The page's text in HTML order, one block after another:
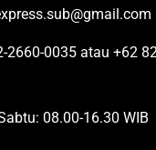
2660-0035 atau +62
08.00-16.30 WIB